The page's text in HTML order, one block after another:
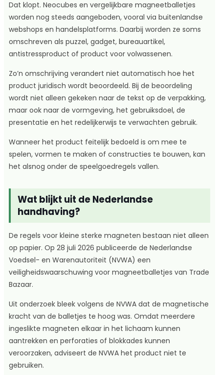
Dat klopt. Neocubes en vergelijkbare magneetballetjes
worden nog steeds aangeboden, vooral via buitenlandse
webshops en handelsplatforms. Daarbij worden ze soms
omschreven als puzzel, gadget, bureauartikel,
antistressproduct of product voor volwassenen.
Zo’n omschrijving verandert niet automatisch hoe het
product juridisch wordt beoordeeld. Bij de beoordeling
wordt niet alleen gekeken naar de tekst op de verpakking,
maar ook naar de vormgeving, het gebruiksdoel, de
presentatie en het redelijkerwijs te verwachten gebruik.
Wanneer het product feitelijk bedoeld is om mee te
spelen, vormen te maken of constructies te bouwen, kan
het alsnog onder de speelgoedregels vallen.
Wat blijkt uit de Nederlandse
handhaving?
De regels voor kleine sterke magneten bestaan niet alleen
op papier. Op 28 juli 2026 publiceerde de Nederlandse
Voedsel- en Warenautoriteit (NVWA) een
veiligheidswaarschuwing voor magneetballetjes van Trade
Bazaar.
Uit onderzoek bleek volgens de NVWA dat de magnetische
kracht van de balletjes te hoog was. Omdat meerdere
ingeslikte magneten elkaar in het lichaam kunnen
aantrekken en perforaties of blokkades kunnen
veroorzaken, adviseert de NVWA het product niet te
gebruiken.